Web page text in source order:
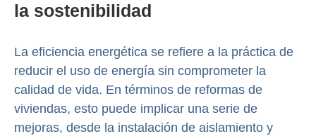
la sostenibilidad
La eficiencia energética se refiere a la práctica de
reducir el uso de energía sin comprometer la
calidad de vida. En términos de reformas de
viviendas, esto puede implicar una serie de
mejoras, desde la instalación de aislamiento y